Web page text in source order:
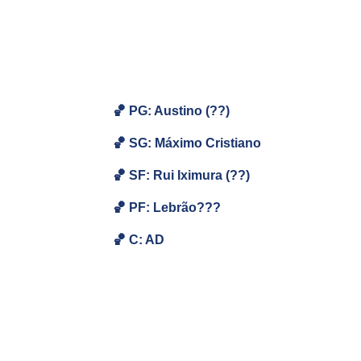
🏀 PG: Austino (??)
🏀 SG: Máximo Cristiano
🏀 SF: Rui Iximura (??)
🏀 PF: Lebrão???
🏀 C: AD